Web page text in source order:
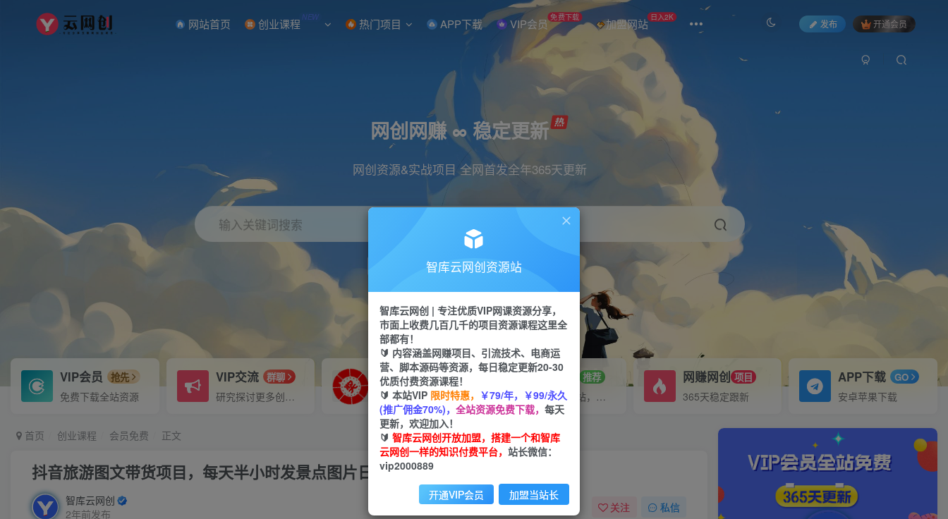
网站首页 创业课程 NEW 热门项目 APP下载 VIP会员 免费下载 加盟网站 日入2K
发布 开通会员
网创网赚 ∞ 稳定更新
网创资源&实战项目 全网首发全年365天更新
输入关键词搜索
直播 小红书 剪辑
VIP会员 抢先
免费下载全站资源
VIP交流 群聊
研究探讨更多创业项目路子。
VIP推广
70%分佣
会员专属推广链接
招募站长 推荐
搭建同款网站，自己当老板
网赚网创 项目
365天稳定跟新
APP下载 GO
安卓苹果下载
首页 创业课程 会员免费 正文
抖音旅游图文带货项目，每天半小时发景点图片日入500+长期稳定项目【揭秘】
智库云网创
2年前发布
关注 私信
智库云网创资源站
智库云网创 | 专注优质VIP网课资源分享，
市面上收费几百几千的项目资源课程这里全
部都有！
🔰 内容涵盖网赚项目、引流技术、电商运
营、脚本源码等资源，每日稳定更新20-30
优质付费资源课程！
🔰 本站VIP 限时特惠， ￥79/年，￥99/永久
(推广佣金70%)， 全站资源免费下载， 每天
更新，欢迎加入！
🔰 智库云网创开放加盟，搭建一个和智库
云网创一样的知识付费平台， 站长微信：
vip2000889
开通VIP会员 加盟当站长